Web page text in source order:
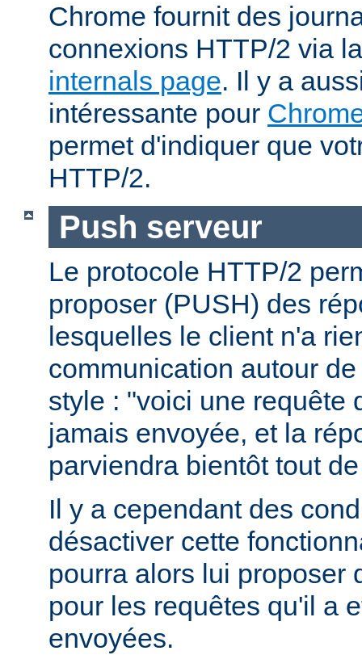
Chrome fournit des
connexions HTTP/2 via
internals page. Il y a
intéressante pour
permet d'indiquer que
HTTP/2.
Push serveur
Le protocole HTTP/2
proposer (PUSH) des
lesquelles le client n'a
communication autour
style : "voici une requête
jamais envoyée, et la
parviendra bientôt tout
Il y a cependant des
désactiver cette
pourra alors lui proposer
pour les requêtes qu'il a
envoyées.